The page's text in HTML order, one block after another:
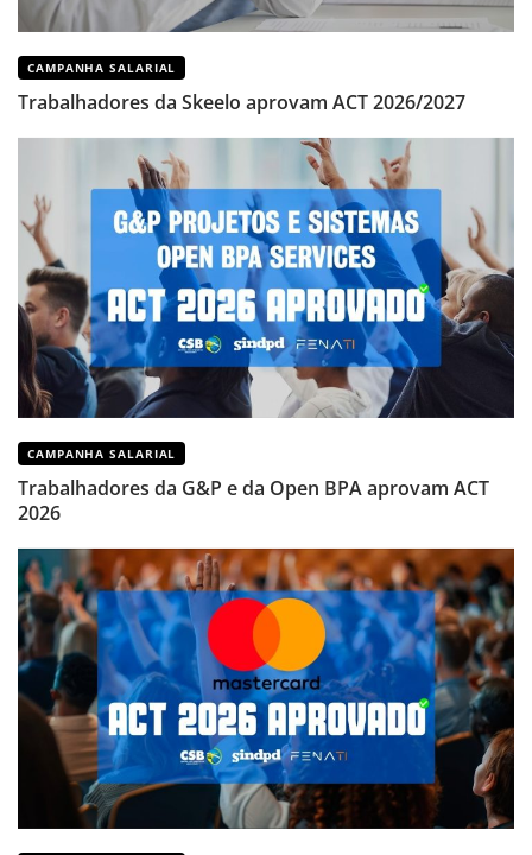
CAMPANHA SALARIAL
Trabalhadores da Skeelo aprovam ACT 2026/2027
CAMPANHA SALARIAL
Trabalhadores da G&P e da Open BPA aprovam ACT
2026